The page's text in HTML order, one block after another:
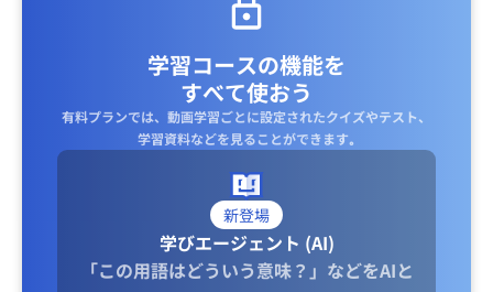
学習コースの機能を
すべて使おう
有料プランでは、動画学習ごとに設定されたクイズやテスト、
学習資料などを見ることができます｡
新登場
学びエージェント (AI)
「この用語はどういう意味？」などをAIと